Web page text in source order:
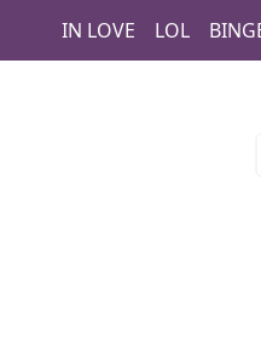
IN LOVE LOL